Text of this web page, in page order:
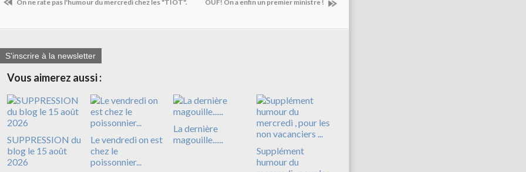
On ne rate pas l'humour du mercredi chez les "TIOT". OUF! On a enfin un premier ministre !
S'inscrire à la newsletter
Vous aimerez aussi :
SUPPRESSION du
blog le 15 août
2026
Le vendredi on est
chez le
poissonnier...
La dernière
magouille......
Supplément
humour du